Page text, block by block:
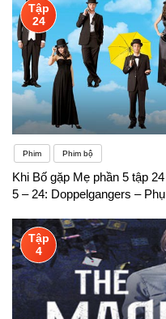
Tập
24
Phim Phim bộ
Khi Bố gặp Mẹ phần 5 tập
5 – 24: Doppelgangers –
Tập
4